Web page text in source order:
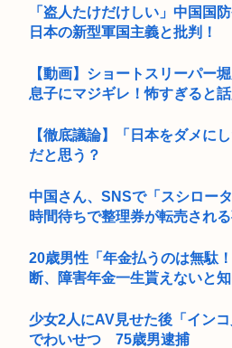
「盗人たけだけしい」中国国
日本の新型軍国主義と批判！
【動画】ショートスリーパー
息子にマジギレ！怖すぎると
【徹底議論】「日本をダメに
だと思う？
中国さん、SNSで「スシロー
時間待ちで整理券が転売され
20歳男性「年金払うのは無駄
断、障害年金一生貰えないと知
少女2人にAV見せた後「イン
でわいせつ 75歳男逮捕